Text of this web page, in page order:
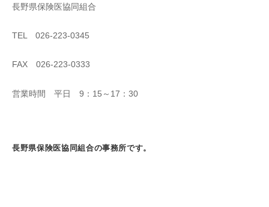
長野県保険医協同組合
TEL 026-223-0345
FAX 026-223-0333
営業時間 平日 9：15～17：30
長野県保険医協同組合の事務所です。